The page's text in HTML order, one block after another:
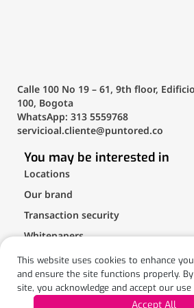
Calle 100 No 19 – 61, 9th floor,
100, Bogota
WhatsApp: 313 5559768
servicioal.cliente@puntored.co
You may be interested in
Locations
Our brand
Transaction security
Whitepapers
FAQS
Collaborators
Internal Management Protal
This website uses cookies to enhance
and ensure the site functions properly.
site, you acknowledge and accept our
Accept All